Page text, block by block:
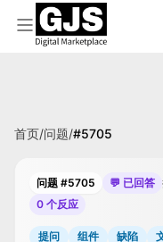
欢迎来到 GJS.MARKET！
首页/问题/#5705
问题 #5705 💬 已回答
0 个反应
提问 组件 缺陷